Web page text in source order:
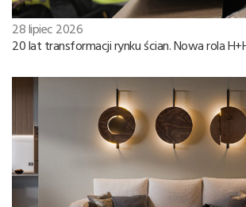
28 lipiec 2026
20 lat transformacji rynku ścian. Nowa rola